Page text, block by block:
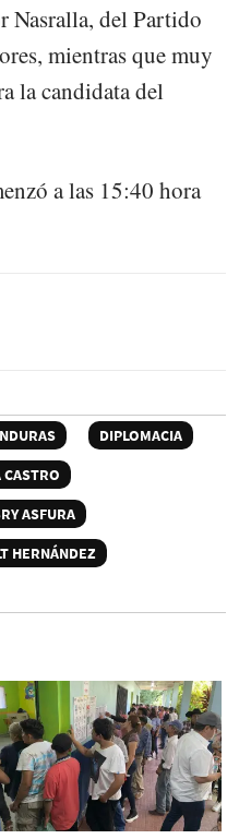
Nasralla, del Partido
mientras que muy
la candidata del
a las 15:40 hora
DIPLOMACIA
ASFURA
HERNÁNDEZ